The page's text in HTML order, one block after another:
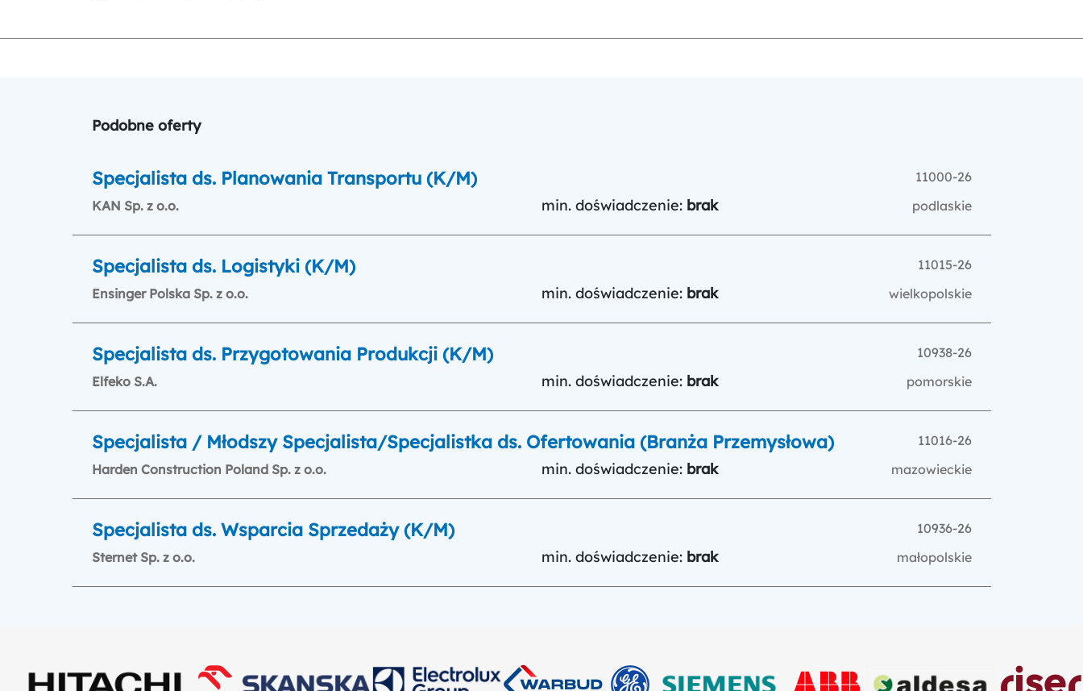
Podobne oferty
Specjalista ds. Planowania Transportu (K/M)
11000-26
KAN Sp. z o.o.
min. doświadczenie: brak podlaskie
Specjalista ds. Logistyki (K/M)
11015-26
Ensinger Polska Sp. z o.o.
min. doświadczenie: brak wielkopolskie
Specjalista ds. Przygotowania Produkcji (K/M)
10938-26
Elfeko S.A.
min. doświadczenie: brak pomorskie
Specjalista / Młodszy Specjalista/Specjalistka ds. Ofertowania (Branża Przemysłowa)
11016-26
Harden Construction Poland Sp. z o.o.
min. doświadczenie: brak mazowieckie
Specjalista ds. Wsparcia Sprzedaży (K/M)
10936-26
Sternet Sp. z o.o.
min. doświadczenie: brak małopolskie